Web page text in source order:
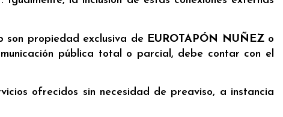
son propiedad exclusiva de EUROTAPÓN NUÑEZo
pública total o parcial, debe contar con el
ofrecidos sin necesidad de preaviso, a instancia